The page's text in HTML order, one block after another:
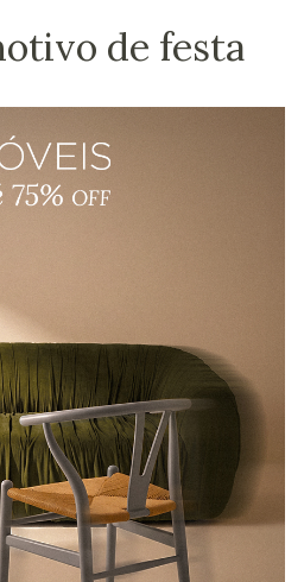
de festa